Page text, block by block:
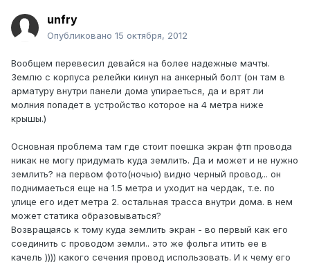
unfry
Опубликовано 15 октября, 2012
Вообщем перевесил девайся на более надежные мачты.
Землю с корпуса релейки кинул на анкерный болт (он там в
арматуру внутри панели дома упираеться, да и врят ли
молния попадет в устройство которое на 4 метра ниже
крышы.)
Основная проблема там где стоит поешка экран фтп провода
никак не могу придумать куда землить. Да и может и не нужно
землить? на первом фото(ночью) видно черный провод... он
поднимаеться еще на 1.5 метра и уходит на чердак, т.е. по
улице его идет метра 2. остальная трасса внутри дома. в нем
может статика образовываться?
Возвращаясь к тому куда землить экран - во первый как его
соединить с проводом земли.. это же фольга итить ее в
качель )))) какого сечения провод использовать. И к чему его